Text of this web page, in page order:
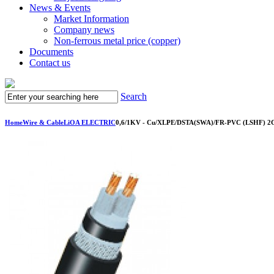
News & Events
Market Information
Company news
Non-ferrous metal price (copper)
Documents
Contact us
Search
HomeWire & CableLiOA ELECTRIC0,6/1KV - Cu/XLPE/DSTA(SWA)/FR-PVC (LSHF)